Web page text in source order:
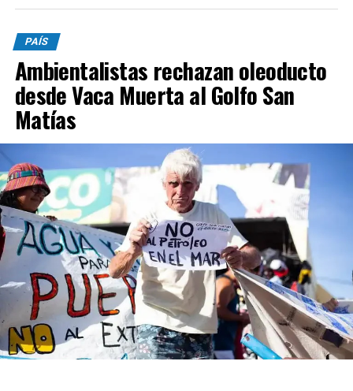
están aquí con sus herramientas, con el fruto de su
trabajo con sus manos con su corazón queriendo
reconstruir seguramente la vida de su familia y la de
nuestro país. Cuando decimos que recibimos la
bendición es como cuando nuestros pibes en el barrio
dicen 'bien ahí', Dios hoy está diciendo ‘Bien ahí’”, dijo.
Además, continuó: “Bien ahí porque siguen creyendo en
el trabajo, apostando por un futuro mejor, bien ahí
porque traen las herramientas el fruto de su trabajo el
esfuerzo, bien ahí dice Dios y por eso hacemos esta
bendición”.
Durante su homilía, García Cuerva, aseguró que el
pueblo está “cansado de promesas incumplidas y
dirigentes que hablan de los pobres, pero no están cerca
de sus necesidades y se dan la buena vida”.
PAÍS
Ambientalistas rechazan oleoducto
desde Vaca Muerta al Golfo San
Matías